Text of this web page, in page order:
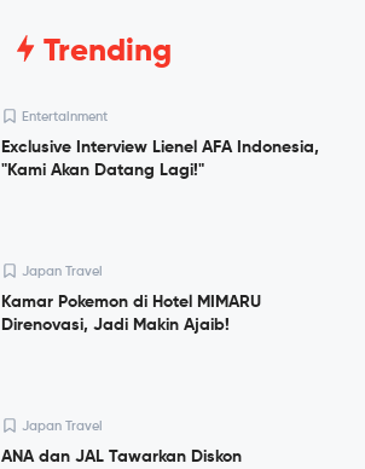
Trending
Entertainment
Exclusive Interview Lienel AFA Indonesia,
"Kami Akan Datang Lagi!"
Japan Travel
Kamar Pokemon di Hotel MIMARU
Direnovasi, Jadi Makin Ajaib!
Japan Travel
ANA dan JAL Tawarkan Diskon